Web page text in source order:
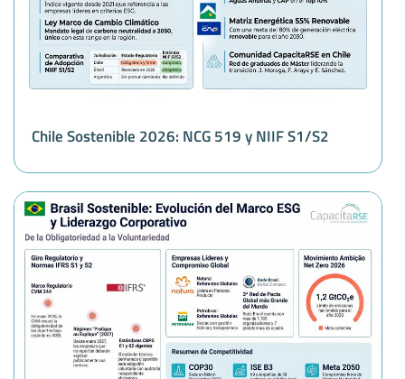
Chile Sostenible 2026: NCG 519 y NIIF S1/S2